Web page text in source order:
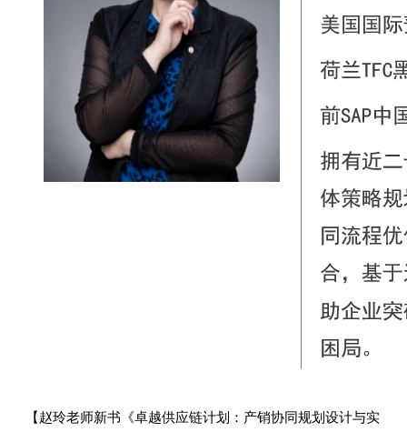
【赵玲老师新书《卓越供应链计划：产销协同规划设计与实